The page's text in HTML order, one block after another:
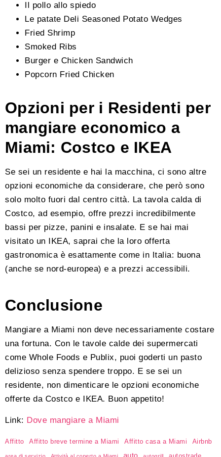
Il pollo allo spiedo
Le patate Deli Seasoned Potato Wedges
Fried Shrimp
Smoked Ribs
Burger e Chicken Sandwich
Popcorn Fried Chicken
Opzioni per i Residenti per
mangiare economico a
Miami: Costco e IKEA
Se sei un residente e hai la macchina, ci sono altre
opzioni economiche da considerare, che però sono
solo molto fuori dal centro città. La tavola calda di
Costco, ad esempio, offre prezzi incredibilmente
bassi per pizze, panini e insalate. E se hai mai
visitato un IKEA, saprai che la loro offerta
gastronomica è esattamente come in Italia: buona
(anche se nord-europea) e a prezzi accessibili.
Conclusione
Mangiare a Miami non deve necessariamente costare
una fortuna. Con le tavole calde dei supermercati
come Whole Foods e Publix, puoi goderti un pasto
delizioso senza spendere troppo. E se sei un
residente, non dimenticare le opzioni economiche
offerte da Costco e IKEA. Buon appetito!
Link: Dove mangiare a Miami
Affitto Affitto breve termine a Miami Affitto casa a Miami Airbnb